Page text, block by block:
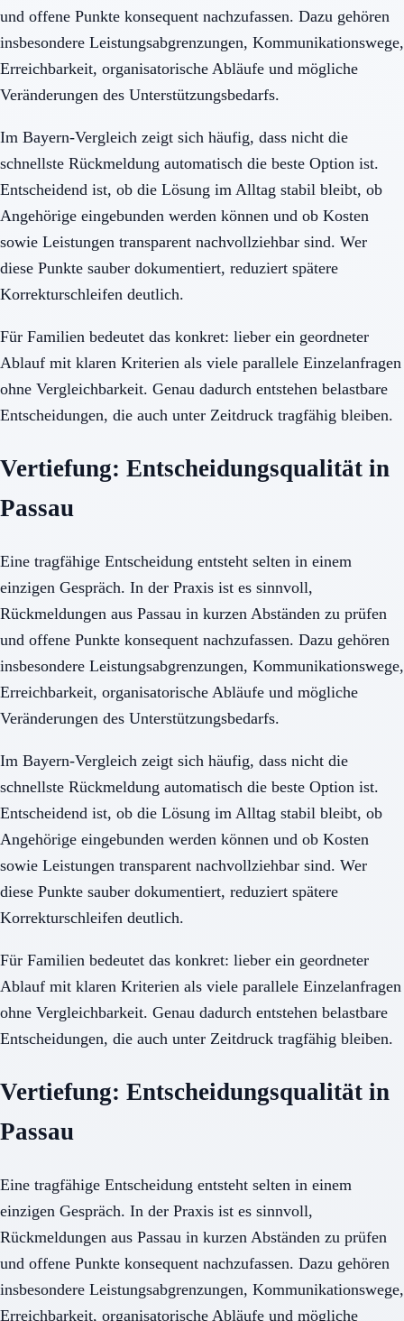
und offene Punkte konsequent nachzufassen. Dazu gehören
insbesondere Leistungsabgrenzungen, Kommunikationswege,
Erreichbarkeit, organisatorische Abläufe und mögliche
Veränderungen des Unterstützungsbedarfs.
Im Bayern-Vergleich zeigt sich häufig, dass nicht die
schnellste Rückmeldung automatisch die beste Option ist.
Entscheidend ist, ob die Lösung im Alltag stabil bleibt, ob
Angehörige eingebunden werden können und ob Kosten
sowie Leistungen transparent nachvollziehbar sind. Wer
diese Punkte sauber dokumentiert, reduziert spätere
Korrekturschleifen deutlich.
Für Familien bedeutet das konkret: lieber ein geordneter
Ablauf mit klaren Kriterien als viele parallele Einzelanfragen
ohne Vergleichbarkeit. Genau dadurch entstehen belastbare
Entscheidungen, die auch unter Zeitdruck tragfähig bleiben.
Vertiefung: Entscheidungsqualität in
Passau
Eine tragfähige Entscheidung entsteht selten in einem
einzigen Gespräch. In der Praxis ist es sinnvoll,
Rückmeldungen aus Passau in kurzen Abständen zu prüfen
und offene Punkte konsequent nachzufassen. Dazu gehören
insbesondere Leistungsabgrenzungen, Kommunikationswege,
Erreichbarkeit, organisatorische Abläufe und mögliche
Veränderungen des Unterstützungsbedarfs.
Im Bayern-Vergleich zeigt sich häufig, dass nicht die
schnellste Rückmeldung automatisch die beste Option ist.
Entscheidend ist, ob die Lösung im Alltag stabil bleibt, ob
Angehörige eingebunden werden können und ob Kosten
sowie Leistungen transparent nachvollziehbar sind. Wer
diese Punkte sauber dokumentiert, reduziert spätere
Korrekturschleifen deutlich.
Für Familien bedeutet das konkret: lieber ein geordneter
Ablauf mit klaren Kriterien als viele parallele Einzelanfragen
ohne Vergleichbarkeit. Genau dadurch entstehen belastbare
Entscheidungen, die auch unter Zeitdruck tragfähig bleiben.
Vertiefung: Entscheidungsqualität in
Passau
Eine tragfähige Entscheidung entsteht selten in einem
einzigen Gespräch. In der Praxis ist es sinnvoll,
Rückmeldungen aus Passau in kurzen Abständen zu prüfen
und offene Punkte konsequent nachzufassen. Dazu gehören
insbesondere Leistungsabgrenzungen, Kommunikationswege,
Erreichbarkeit, organisatorische Abläufe und mögliche